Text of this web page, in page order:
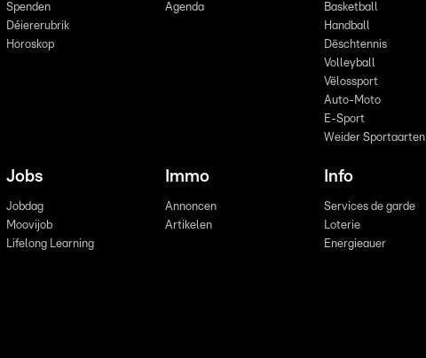
Spenden
Déiererubrik
Horoskop
Agenda
Basketball
Handball
Dëschtennis
Volleyball
Vëlossport
Auto-Moto
E-Sport
Weider Sportaarten
Jobs
Jobdag
Moovijob
Lifelong Learning
Immo
Annoncen
Artikelen
Info
Services de garde
Loterie
Energieauer